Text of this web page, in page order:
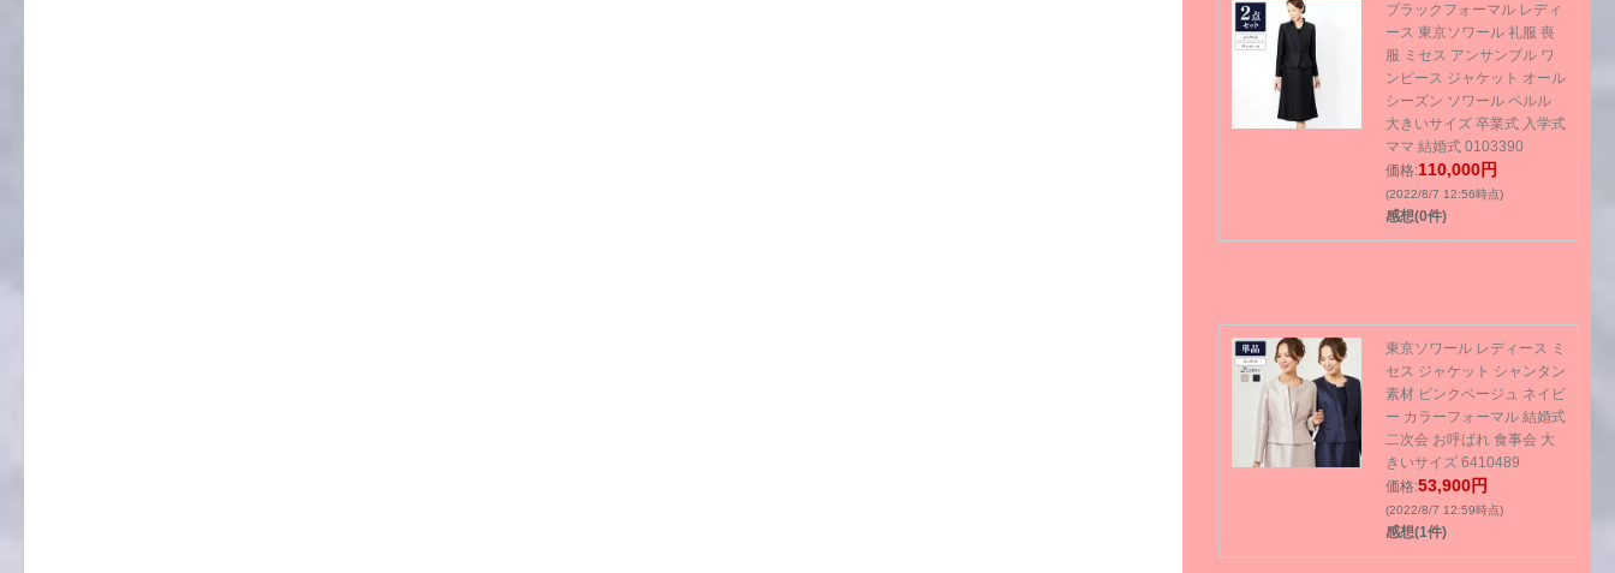
ブラックフォーマル レディ
ース 東京ソワール 礼服 喪
服 ミセス アンサンブル ワ
ンピース ジャケット オール
シーズン ソワール ペルル
大きいサイズ 卒業式 入学式
ママ 結婚式 0103390
価格:110,000円
(2022/8/7 12:56時点)
感想(0件)
東京ソワール レディース ミ
セス ジャケット シャンタン
素材 ピンクベージュ ネイビ
ー カラーフォーマル 結婚式
二次会 お呼ばれ 食事会 大
きいサイズ 6410489
価格:53,900円
(2022/8/7 12:59時点)
感想(1件)